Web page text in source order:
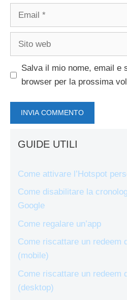
Email
Sito
Salva il mio nome, email e
browser per la prossima
GUIDE UTILI
Come attivare l’Hotspot
Come disabilitare la
Google
Come regalare un’app
Come riscattare un redeem
(mobile)
Come riscattare un redeem
(desktop)